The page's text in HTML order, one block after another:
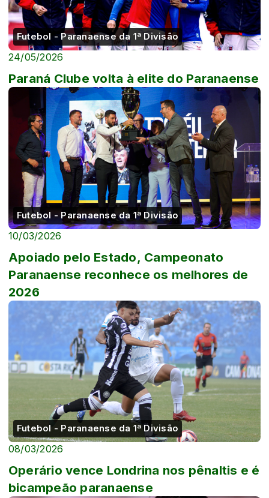
Futebol - Paranaense da 1ª Divisão
24/05/2026
Paraná Clube volta à elite do Paranaense
Futebol - Paranaense da 1ª Divisão
10/03/2026
Apoiado pelo Estado, Campeonato
Paranaense reconhece os melhores de
2026
Futebol - Paranaense da 1ª Divisão
08/03/2026
Operário vence Londrina nos pênaltis e é
bicampeão paranaense